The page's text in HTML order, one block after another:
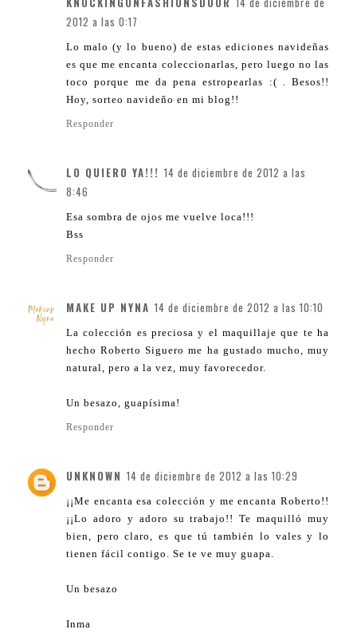
2012 a las 0:17
Lo malo (y lo bueno) de estas ediciones navideñas
es que me encanta coleccionarlas, pero luego no las
toco porque me da pena estropearlas :( . Besos!!
Hoy, sorteo navideño en mi blog!!
Responder
LO QUIERO YA!!! 14 de diciembre de 2012 a las
8:46
Esa sombra de ojos me vuelve loca!!!
Bss
Responder
MAKE UP NYNA 14 de diciembre de 2012 a las 10:10
La colección es preciosa y el maquillaje que te ha
hecho Roberto Siguero me ha gustado mucho, muy
natural, pero a la vez, muy favorecedor.
Un besazo, guapísima!
Responder
UNKNOWN 14 de diciembre de 2012 a las 10:29
¡¡Me encanta esa colección y me encanta Roberto!!
¡¡Lo adoro y adoro su trabajo!! Te maquilló muy
bien, pero claro, es que tú también lo vales y lo
tienen fácil contigo. Se te ve muy guapa.
Un besazo
Inma